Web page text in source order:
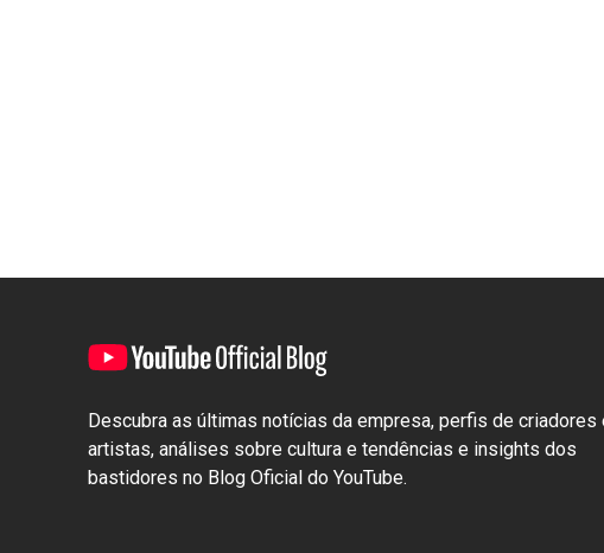
Descubra as últimas notícias da empresa, perfis de criadores
artistas, análises sobre cultura e tendências e insights dos
bastidores no Blog Oficial do YouTube.